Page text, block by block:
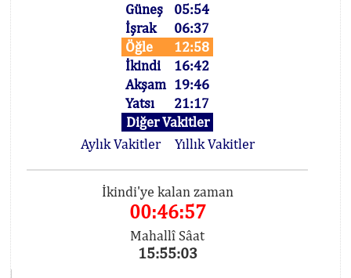
Güneş
05:54
İşrak
06:37
Öğle
12:58
İkindi
16:42
Akşam 19:46
Yatsı
21:17
Diğer Vakitler
Aylık Vakitler
Yıllık Vakitler
İkindi'ye kalan zaman
00:46:57
Mahallî Sâat
15:55:03